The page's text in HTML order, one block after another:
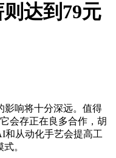
达到79元
响将十分深远。值得
会存正在良多合作，胡
和从动化手艺会提高工
。